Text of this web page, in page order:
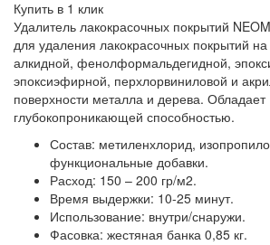
Купить в 1 клик
Удалитель лакокрасочных покрытий
для удаления лакокрасочных покрытий
алкидной, фенолформальдегидной,
эпоксиэфирной, перхлорвиниловой и
поверхности металла и дерева. Обладает
глубокопроникающей способностью.
Состав: метиленхлорид,
функциональные добавки.
Расход: 150 – 200 гр/м2.
Время выдержки: 10-25 минут.
Использование: внутри/снаружи.
Фасовка: жестяная банка 0,85 кг.